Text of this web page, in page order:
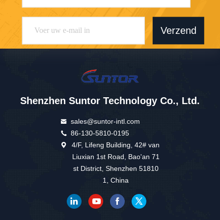
Verzend
Shenzhen Suntor Technology Co., Ltd.
sales@suntor-intl.com
86-130-5810-0195
4/F, Lifeng Building, 42# van
Liuxian 1st Road, Bao'an 71
st District, Shenzhen 51810
1, China